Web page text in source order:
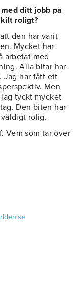
ditt jobb på
roligt?
den har varit
Mycket har
arbetat med
Alla bitar har
Jag har fått ett
Men
tyckt mycket
Den biten har
rolig.
Vem som tar över